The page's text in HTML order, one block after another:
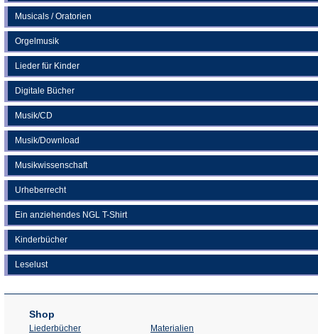
Musicals / Oratorien
Orgelmusik
Lieder für Kinder
Digitale Bücher
Musik/CD
Musik/Download
Musikwissenschaft
Urheberrecht
Ein anziehendes NGL T-Shirt
Kinderbücher
Leselust
Shop
Liederbücher Materialien